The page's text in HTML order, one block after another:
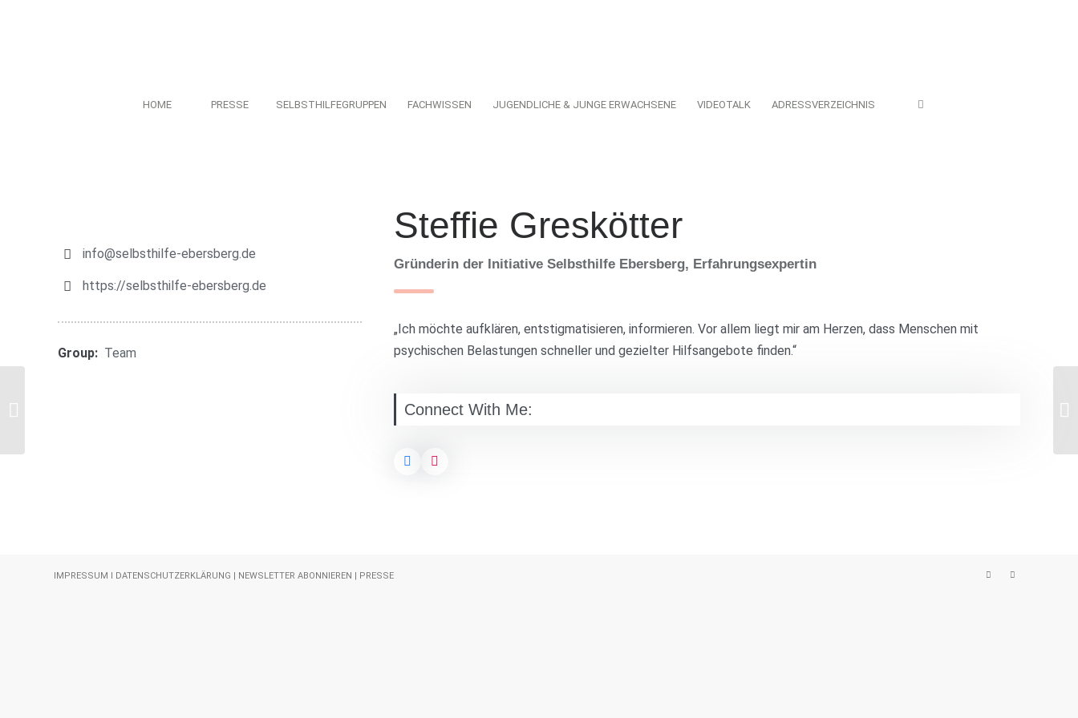
HOME PRESSE SELBSTHILFEGRUPPEN FACHWISSEN JUGENDLICHE & JUNGE ERWACHSENE VIDEOTALK ADRESSVERZEICHNIS
info@selbsthilfe-ebersberg.de
https://selbsthilfe-ebersberg.de
Group: Team
Steffie Greskötter
Gründerin der Initiative Selbsthilfe Ebersberg, Erfahrungsexpertin
„Ich möchte aufklären, entstigmatisieren, informieren. Vor allem liegt mir am Herzen, dass Menschen mit
psychischen Belastungen schneller und gezielter Hilfsangebote finden.“
Connect With Me:
IMPRESSUM I DATENSCHUTZERKLÄRUNG | NEWSLETTER ABONNIEREN | PRESSE